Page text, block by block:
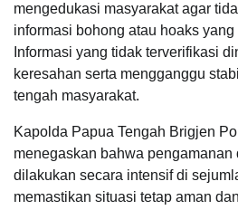
mengedukasi masyarakat agar
informasi bohong atau hoaks
Informasi yang tidak terverifikasi
keresahan serta mengganggu
tengah masyarakat.
Kapolda Papua Tengah Brigjen
menegaskan bahwa pengamanan
dilakukan secara intensif di
memastikan situasi tetap aman